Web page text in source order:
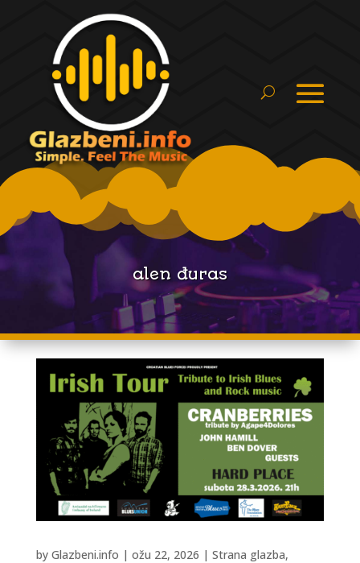
alen đuras
by Glazbeni.info | ožu 22, 2026 | Strana glazba,